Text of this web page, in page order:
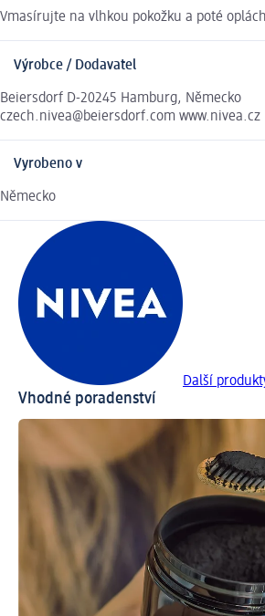
Vmasírujte na vlhkou pokožku a poté
Výrobce / Dodavatel
Beiersdorf D-20245 Hamburg, Německo
czech.nivea@beiersdorf.com www.nivea.cz
Vyrobeno v
Německo
Další
Vhodné poradenství